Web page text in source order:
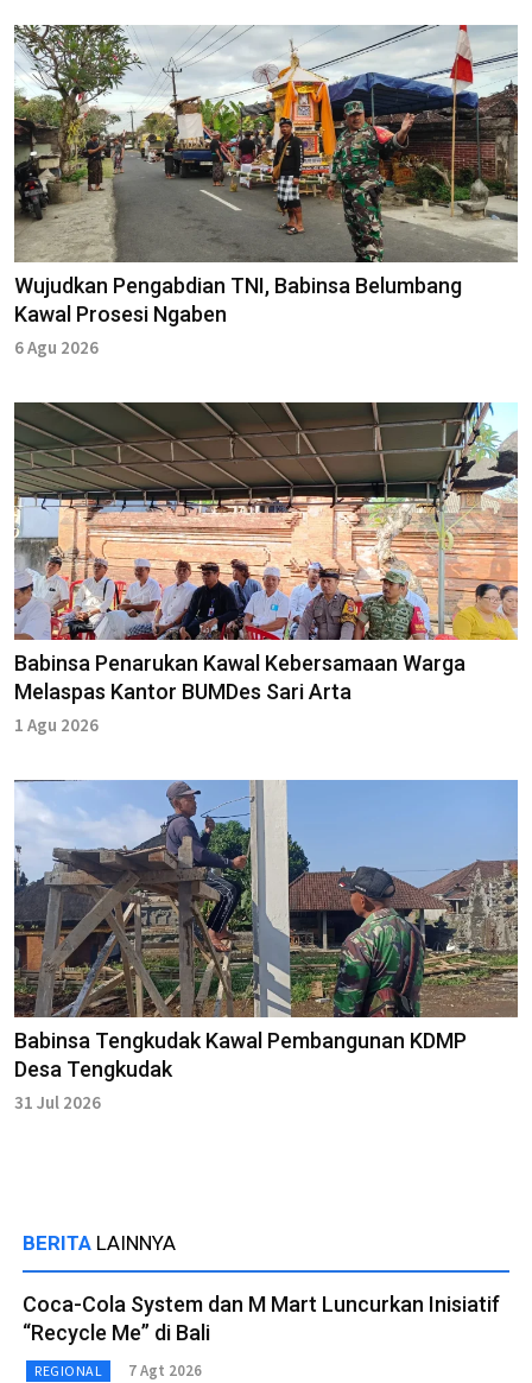
Wujudkan Pengabdian TNI, Babinsa Belumbang
Kawal Prosesi Ngaben
6 Agu 2026
Babinsa Penarukan Kawal Kebersamaan Warga
Melaspas Kantor BUMDes Sari Arta
1 Agu 2026
Babinsa Tengkudak Kawal Pembangunan KDMP
Desa Tengkudak
31 Jul 2026
BERITA LAINNYA
Coca-Cola System dan M Mart Luncurkan Inisiatif
“Recycle Me” di Bali
REGIONAL 7 Agt 2026